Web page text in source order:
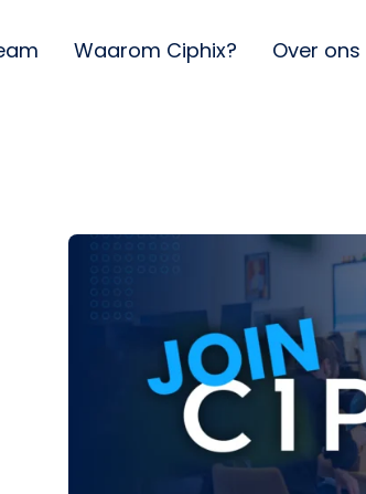
Waarom Ciphix? Over ons